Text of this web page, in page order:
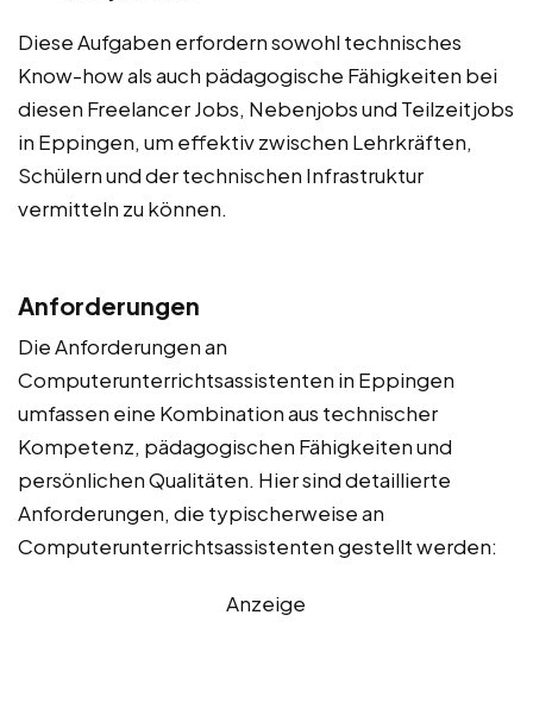
Diese Aufgaben erfordern sowohl technisches
Know-how als auch pädagogische Fähigkeiten bei
diesen Freelancer Jobs, Nebenjobs und Teilzeitjobs
in Eppingen, um effektiv zwischen Lehrkräften,
Schülern und der technischen Infrastruktur
vermitteln zu können.
Anforderungen
Die Anforderungen an
Computerunterrichtsassistenten in Eppingen
umfassen eine Kombination aus technischer
Kompetenz, pädagogischen Fähigkeiten und
persönlichen Qualitäten. Hier sind detaillierte
Anforderungen, die typischerweise an
Computerunterrichtsassistenten gestellt werden:
Anzeige